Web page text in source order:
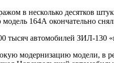
в несколько десятков
164А окончательно
тысяч автомобилей ЗИЛ-130
модернизацию модели, в